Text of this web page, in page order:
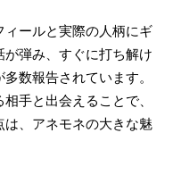
ールと実際の人柄にギ
弾み、すぐに打ち解け
数報告されています。
手と出会えることで、
、アネモネの大きな魅